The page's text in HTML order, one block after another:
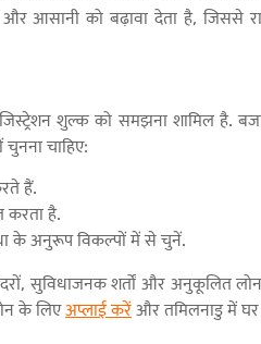
और आसानी को बढ़ावा देता है,
शुल्क को समझना शामिल है.
चाहिए:
हैं.
करता है.
के अनुरूप विकल्पों में से चुनें.
दरों, सुविधाजनक शर्तों और
के लिएअप्लाई करें और तमिलनाडु में घर